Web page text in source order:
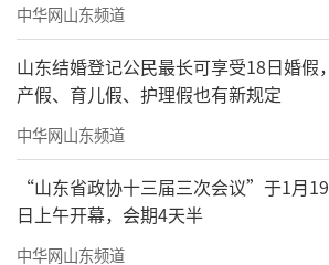
中华网山东频道
山东结婚登记公民最长可享受18日婚假，
产假、育儿假、护理假也有新规定
中华网山东频道
“山东省政协十三届三次会议”于1月19
日上午开幕，会期4天半
中华网山东频道